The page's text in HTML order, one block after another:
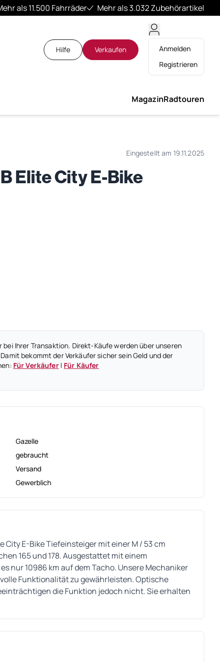
als 11.500 Fahrräder Mehr als 3.032 Zubehörartikel
Hilfe Verkaufen
Anmelden
Registrieren
MagazinRadtouren
Eingestellt am 19.11.2025
Elite City E-Bike
Ihrer Transaktion. Direkt-Käufe werden über unseren
bekommt der Verkäufer sicher sein Geld und der
Für Verkäufer| Für Käufer
Gazelle
gebraucht
Versand
Gewerblich
City E-Bike Tiefeinsteiger mit einer M / 53 cm
165 und 178. Ausgestattet mit einem
nur 10986 km auf dem Tacho. Unsere Mechaniker
Funktionalität zu gewährleisten. Optische
die Funktion jedoch nicht. Sie erhalten